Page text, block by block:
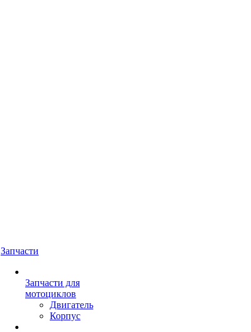
Запчасти
Запчасти для
мотоциклов
Двигатель
Корпус